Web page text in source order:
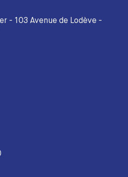
- 103 Avenue de Lodève -